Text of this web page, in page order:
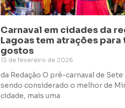
Carnaval em cidades da
Lagoas tem atrações para
gostos
13 de fevereiro de 2026
da Redação O pré-carnaval de Sete
sendo considerado o melhor de
cidade, mais uma